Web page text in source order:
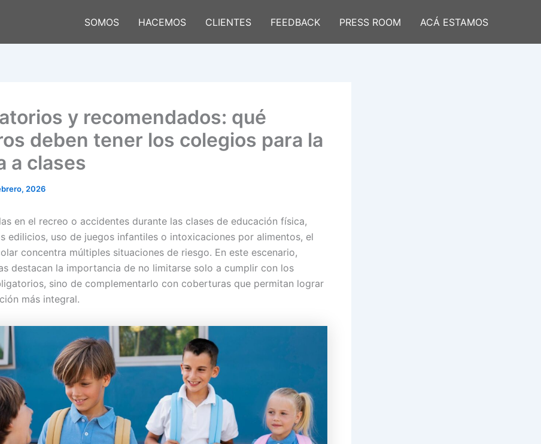
SOMOS HACEMOS CLIENTES FEEDBACK PRESS ROOM ACÁ ESTAMOS
y recomendados: qué
deben tener los colegios para la
a clases
2026
en el recreo o accidentes durante las clases de educación física,
edilicios, uso de juegos infantiles o intoxicaciones por alimentos, el
concentra múltiples situaciones de riesgo. En este escenario,
destacan la importancia de no limitarse solo a cumplir con los
sino de complementarlo con coberturas que permitan lograr
más integral.